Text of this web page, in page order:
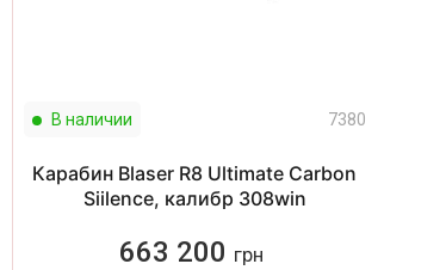
В наличии 7380
Карабин Blaser R8 Ultimate Carbon
Siilence, калибр 308win
663 200 грн